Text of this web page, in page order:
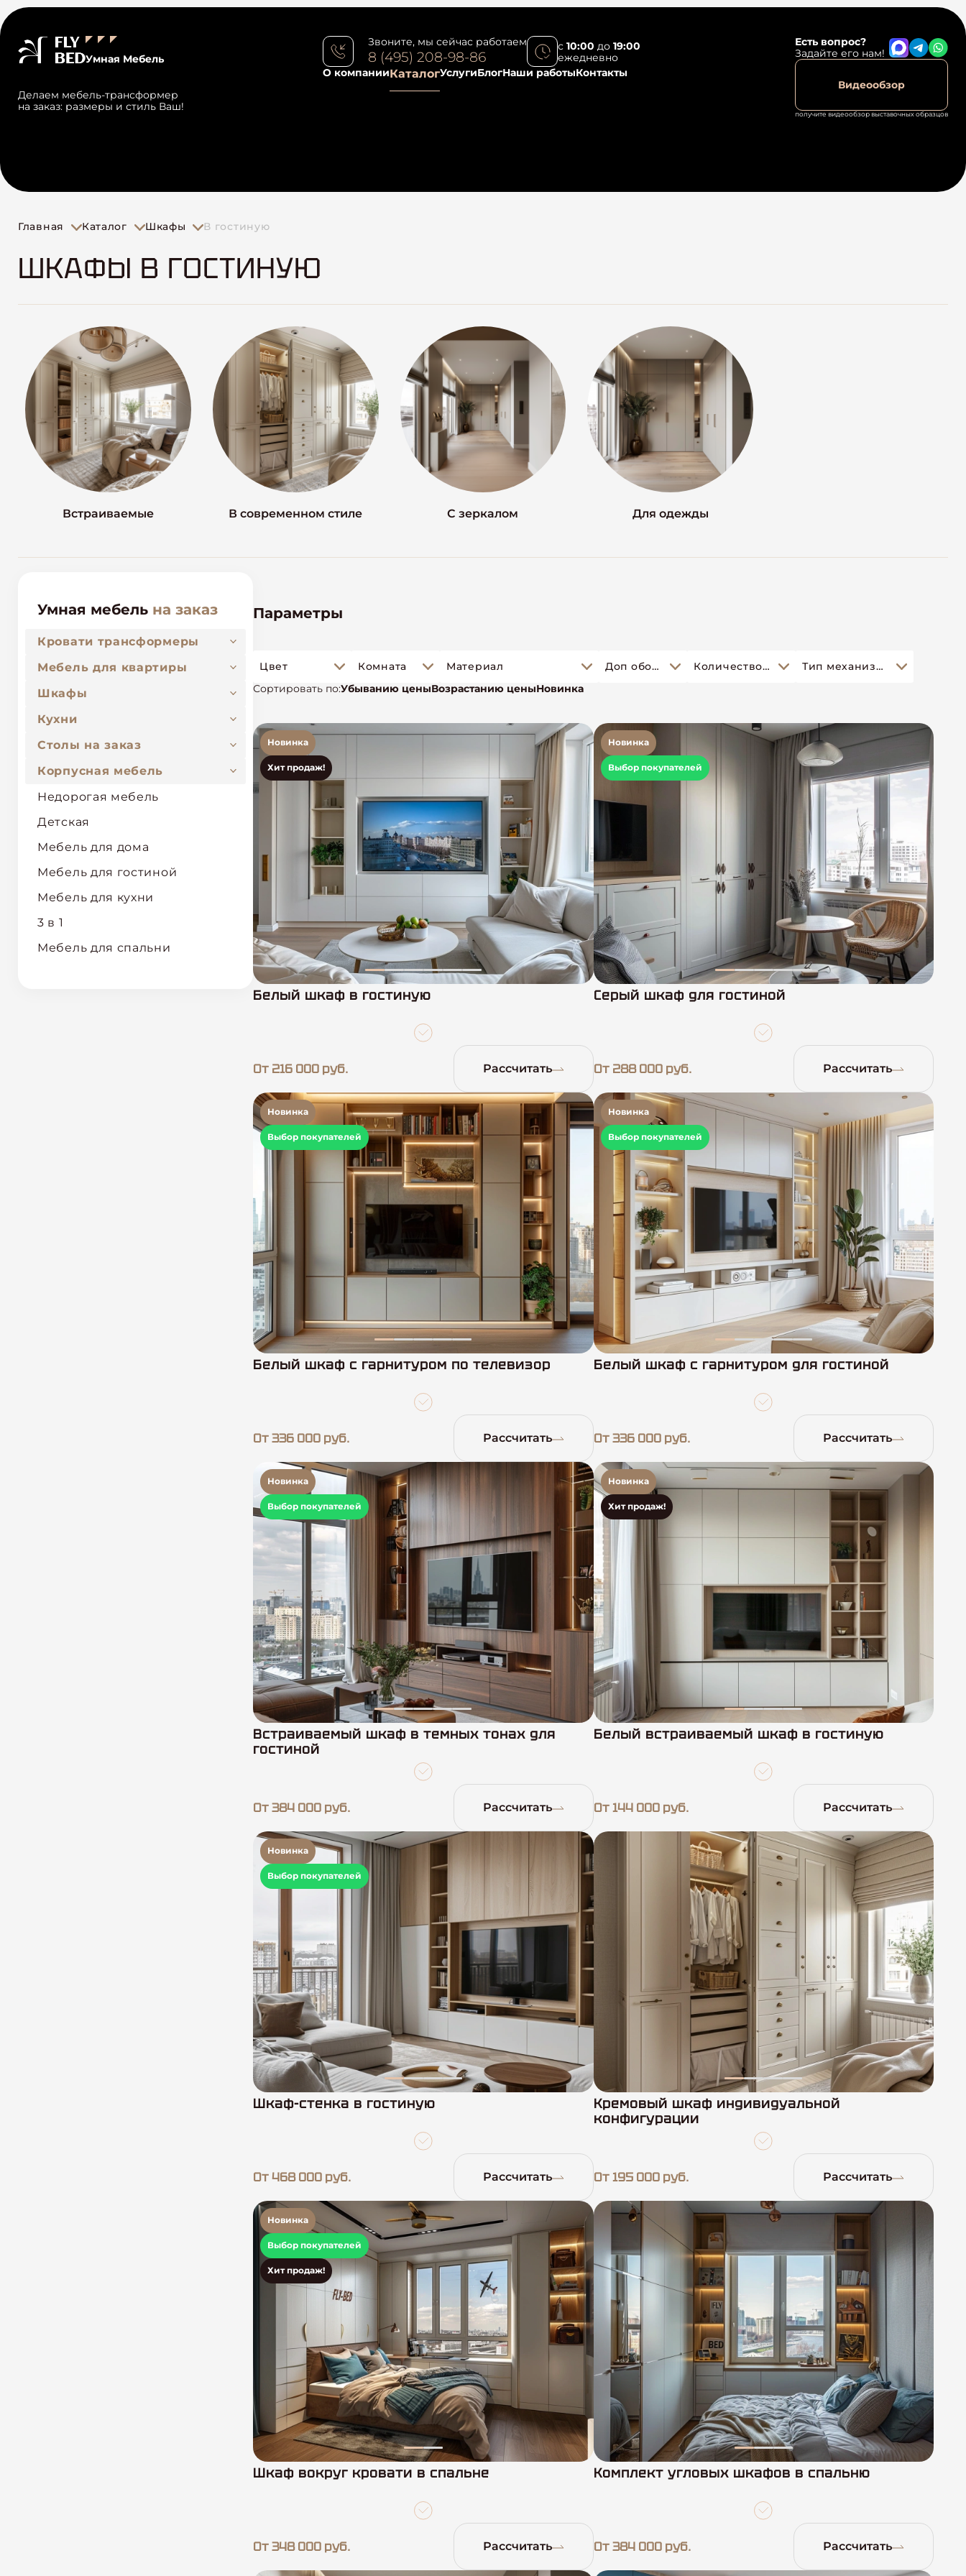
Умная Мебель
Делаем мебель-трансформер
на заказ: размеры и стиль Ваш!
Звоните, мы сейчас работаем
8 (495) 208-98-86
с 10:00 до 19:00
ежедневно
О компанииКаталогУслугиБлогНаши работыКонтакты
Есть вопрос?
Задайте его нам!
Видеообзор
получите видеообзор выставочных образцов
Главная Каталог Шкафы В гостиную
ШКАФЫ В ГОСТИНУЮ
Встраиваемые В современном стиле С зеркалом Для одежды
Умная мебель на заказ
Кровати трансформеры
Мебель для квартиры
Шкафы
Кухни
Столы на заказ
Корпусная мебель
Недорогая мебель
Детская
Мебель для дома
Мебель для гостиной
Мебель для кухни
3 в 1
Мебель для спальни
Параметры
Цвет Комната Материал Доп оборудование Количество спальных мест
Тип механизма
Сортировать по:Убыванию ценыВозрастанию ценыНовинка
Новинка
Хит продаж!
Белый шкаф в гостиную
От 216 000 руб. Рассчитать
Новинка
Выбор покупателей
Серый шкаф для гостиной
От 288 000 руб. Рассчитать
Новинка
Выбор покупателей
Белый шкаф с гарнитуром по телевизор
От 336 000 руб. Рассчитать
Новинка
Выбор покупателей
Белый шкаф с гарнитуром для гостиной
От 336 000 руб. Рассчитать
Новинка
Выбор покупателей
Встраиваемый шкаф в темных тонах для
гостиной
От 384 000 руб. Рассчитать
Новинка
Хит продаж!
Белый встраиваемый шкаф в гостиную
От 144 000 руб. Рассчитать
Новинка
Выбор покупателей
Шкаф-стенка в гостиную
От 468 000 руб. Рассчитать
Кремовый шкаф индивидуальной
конфигурации
От 195 000 руб. Рассчитать
Новинка
Выбор покупателей
Хит продаж!
Шкаф вокруг кровати в спальне
От 348 000 руб. Рассчитать
Комплект угловых шкафов в спальню
От 384 000 руб. Рассчитать